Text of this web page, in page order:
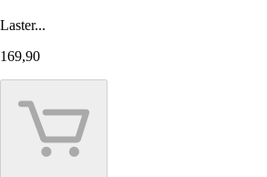
Laster...
169,90